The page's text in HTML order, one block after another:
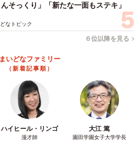
そっくり」「新たな一面もステキ」
なトピック
６位以降を見る
まいどなファミリー
（新着記事順）
ハイヒール・リンゴ
漫才師
大江 篤
園田学園女子大学学長